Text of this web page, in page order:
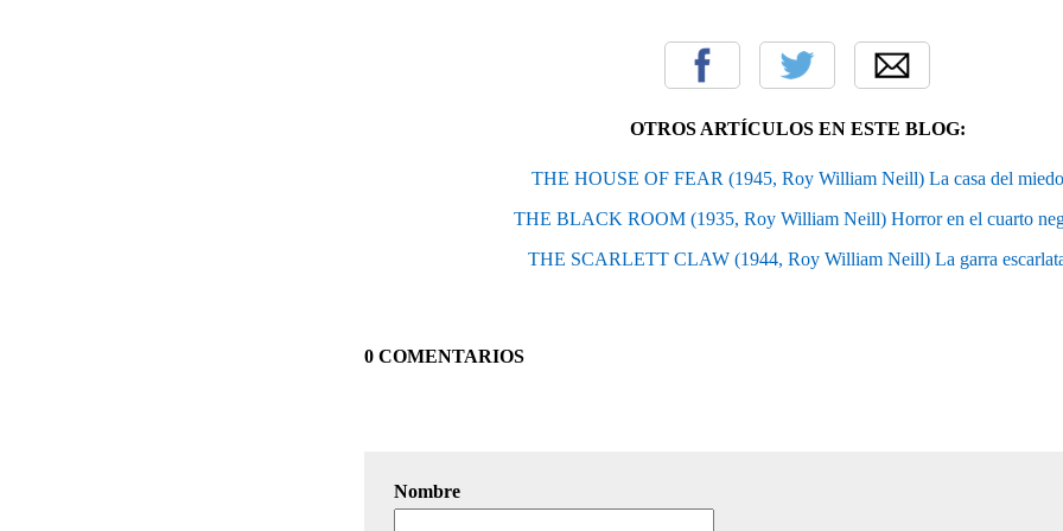
OTROS ARTÍCULOS EN ESTE BLOG:
THE HOUSE OF FEAR (1945, Roy William Neill) La casa del miedo
THE BLACK ROOM (1935, Roy William Neill) Horror en el cuarto
THE SCARLETT CLAW (1944, Roy William Neill) La garra
0 COMENTARIOS
Nombre